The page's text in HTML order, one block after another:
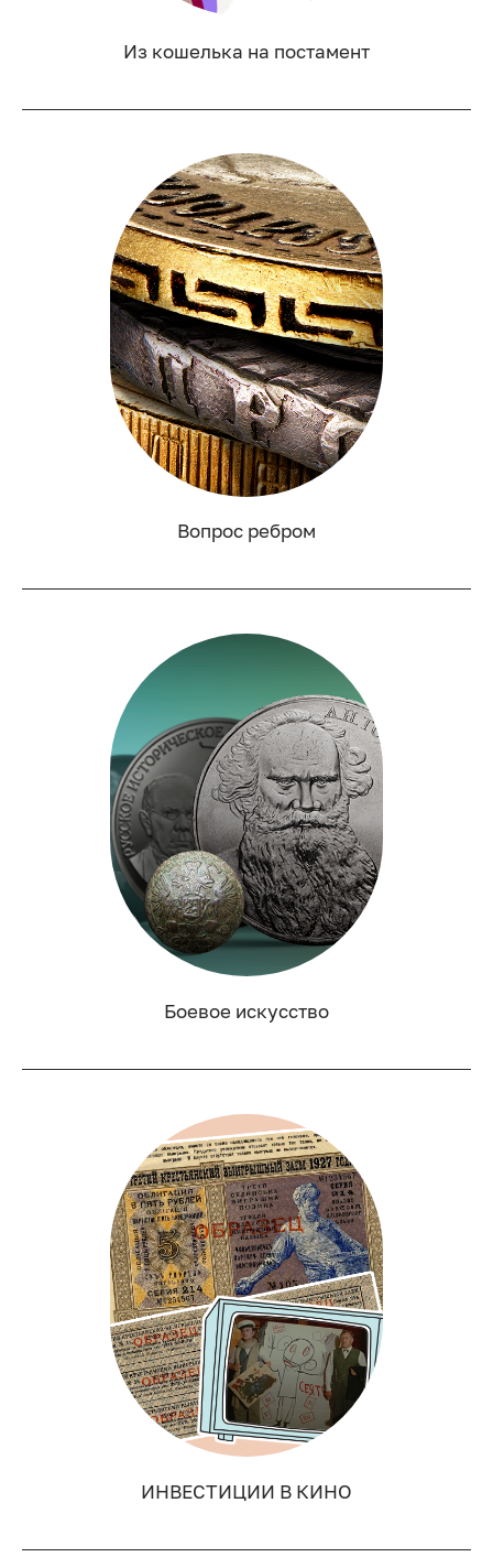
Из кошелька на постамент
Вопрос ребром
Боевое искусство
ИНВЕСТИЦИИ В КИНО